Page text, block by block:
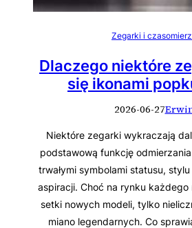
Zegarki i
Dlaczego niektóre
się ikonami
2026-06-27
Niektóre zegarki wykraczają
podstawową funkcję
trwałymi symbolami statusu,
aspiracji. Choć na rynku każdego
setki nowych modeli, tylko
miano legendarnych. Co